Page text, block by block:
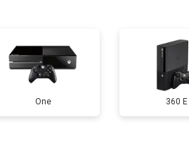
650 ₽ Заказать
300 ₽ Заказать
One 360 E